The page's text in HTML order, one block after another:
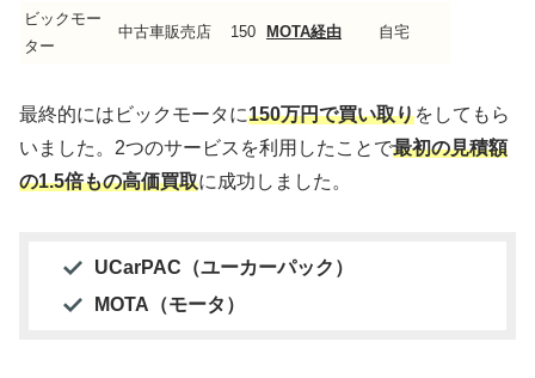
ビックモー
ター
中古車販売店 150 MOTA経由 自宅
最終的にはビックモータに150万円で買い取りをしてもら
いました。2つのサービスを利用したことで最初の見積額
の1.5倍もの高価買取に成功しました。
UCarPAC（ユーカーパック）
MOTA（モータ）